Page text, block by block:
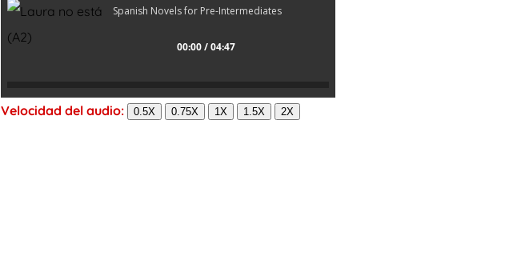
Spanish Novels for Pre-Intermediates
00:00 / 04:47
Velocidad del audio: 0.5X 0.75X 1X 1.5X 2X